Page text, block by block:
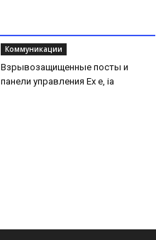
Коммуникации
Взрывозащищенные посты и
панели управления Ex e, ia